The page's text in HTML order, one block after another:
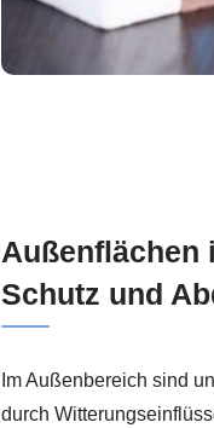
Außenflächen
Schutz und
Im Außenbereich sind
durch